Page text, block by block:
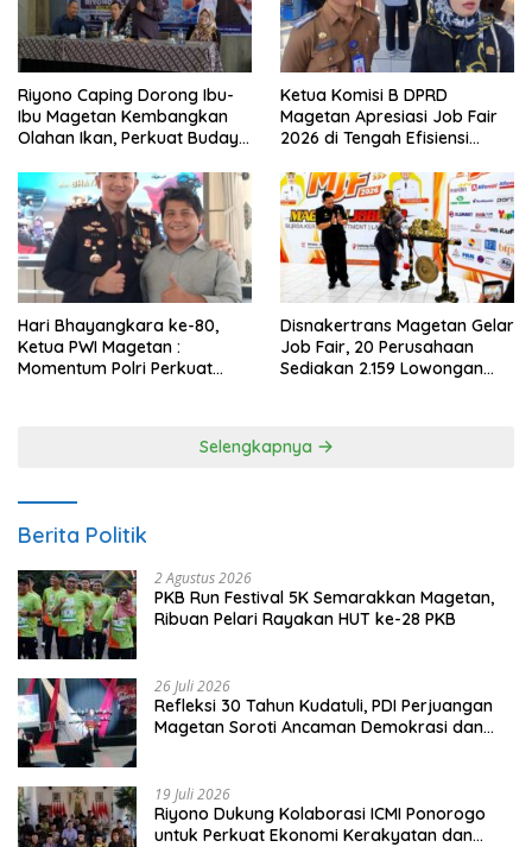
Riyono Caping Dorong Ibu-
Ibu Magetan Kembangkan
Olahan Ikan, Perkuat Budaya
Ketua Komisi B DPRD
Magetan Apresiasi Job Fair
2026 di Tengah Efisiensi
Hari Bhayangkara ke-80,
Ketua PWI Magetan :
Momentum Polri Perkuat
Disnakertrans Magetan Gelar
Job Fair, 20 Perusahaan
Sediakan 2.159 Lowongan
Selengkapnya
Berita Politik
2 Agustus 2026
PKB Run Festival 5K Semarakkan Magetan,
Ribuan Pelari Rayakan HUT ke-28 PKB
26 Juli 2026
Refleksi 30 Tahun Kudatuli, PDI Perjuangan
Magetan Soroti Ancaman Demokrasi dan
19 Juli 2026
Riyono Dukung Kolaborasi ICMI Ponorogo
untuk Perkuat Ekonomi Kerakyatan dan